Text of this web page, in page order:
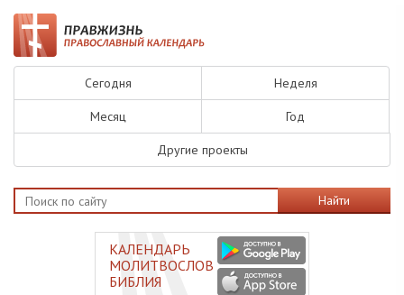
Сегодня Неделя
Месяц Год
Другие проекты
Найти
КАЛЕНДАРЬ
МОЛИТВОСЛОВ
БИБЛИЯ